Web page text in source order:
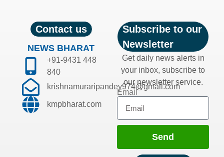
Contact us
NEWS BHARAT
+91-9431 448
840
krishnamuraripandey974@gmail.com
kmpbharat.com
Subscribe to our
Newsletter
Get daily news alerts in
your inbox, subscribe to
our newsletter service.
Email
Send